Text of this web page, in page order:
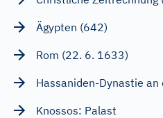
Ägypten (642)
Rom (22. 6. 1633)
Hassaniden-Dynastie
Knossos: Palast